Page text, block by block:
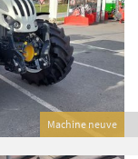
Machine neuve